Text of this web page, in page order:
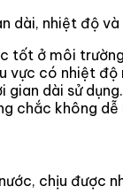
dài, nhiệt độ
tốt ở môi
vực có nhiệt
dài sử
chắc không
chịu được